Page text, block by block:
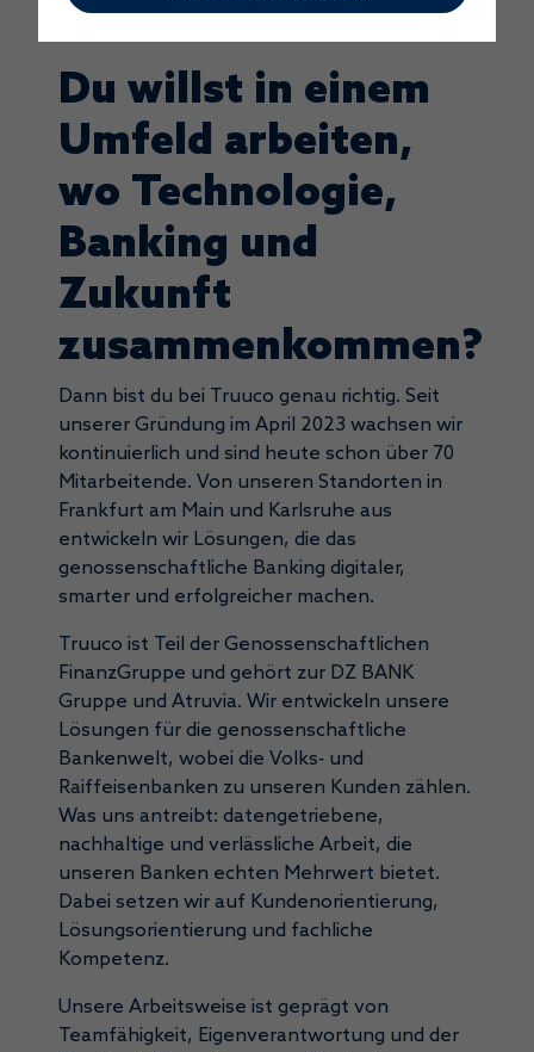
Du willst in einem
Umfeld arbeiten,
wo Technologie,
Banking und
Zukunft
zusammenkommen?
Dann bist du bei Truuco genau richtig. Seit
unserer Gründung im April 2023 wachsen wir
kontinuierlich und sind heute schon über 70
Mitarbeitende. Von unseren Standorten in
Frankfurt am Main und Karlsruhe aus
entwickeln wir Lösungen, die das
genossenschaftliche Banking digitaler,
smarter und erfolgreicher machen.
Truuco ist Teil der Genossenschaftlichen
FinanzGruppe und gehört zur DZ BANK
Gruppe und Atruvia. Wir entwickeln unsere
Lösungen für die genossenschaftliche
Bankenwelt, wobei die Volks‑ und
Raiffeisenbanken zu unseren Kunden zählen.
Was uns antreibt: datengetriebene,
nachhaltige und verlässliche Arbeit, die
unseren Banken echten Mehrwert bietet.
Dabei setzen wir auf Kundenorientierung,
Lösungsorientierung und fachliche
Kompetenz.
Unsere Arbeitsweise ist geprägt von
Teamfähigkeit, Eigenverantwortung und der